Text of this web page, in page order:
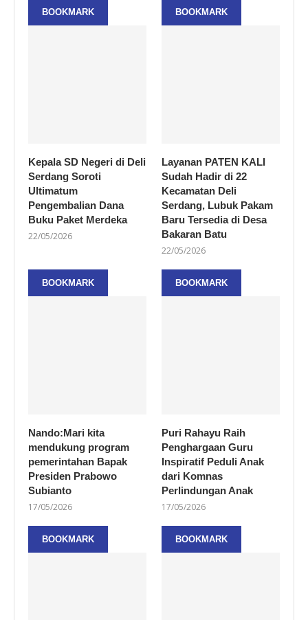
BOOKMARK
Kepala SD Negeri di Deli
Serdang Soroti
Ultimatum
Pengembalian Dana
Buku Paket Merdeka
22/05/2026
BOOKMARK
Layanan PATEN KALI
Sudah Hadir di 22
Kecamatan Deli
Serdang, Lubuk Pakam
Baru Tersedia di Desa
Bakaran Batu
22/05/2026
BOOKMARK
Nando:Mari kita
mendukung program
pemerintahan Bapak
Presiden Prabowo
Subianto
17/05/2026
BOOKMARK
Puri Rahayu Raih
Penghargaan Guru
Inspiratif Peduli Anak
dari Komnas
Perlindungan Anak
17/05/2026
BOOKMARK BOOKMARK